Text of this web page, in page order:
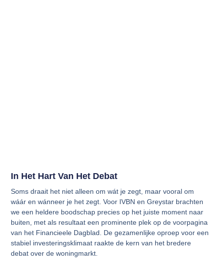
In Het Hart Van Het Debat
Soms draait het niet alleen om wát je zegt, maar vooral om
wáár en wánneer je het zegt. Voor IVBN en Greystar brachten
we een heldere boodschap precies op het juiste moment naar
buiten, met als resultaat een prominente plek op de voorpagina
van het Financieele Dagblad. De gezamenlijke oproep voor een
stabiel investeringsklimaat raakte de kern van het bredere
debat over de woningmarkt.